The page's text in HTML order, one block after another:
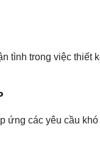
tình trong việc thiết
ứng các yêu cầu khó